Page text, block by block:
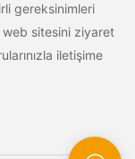
gereksinimleri
sitesini ziyaret
iletişime